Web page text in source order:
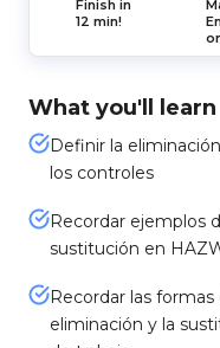
Finish in
12 min!
What you'll learn
Definir la
los controles
Recordar ejemplos
sustitución en
Recordar las
eliminación y la